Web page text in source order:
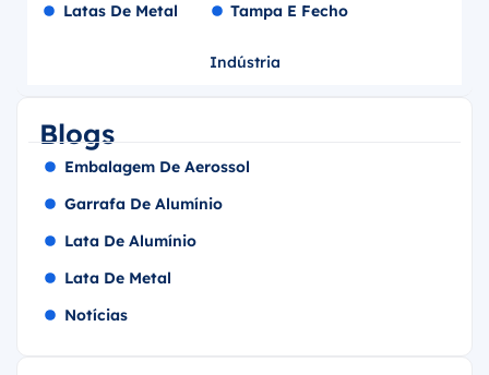
Indústria
Latas De Metal
Tampa E Fecho
Blogs
Embalagem De Aerossol
Garrafa De Alumínio
Lata De Alumínio
Lata De Metal
Notícias